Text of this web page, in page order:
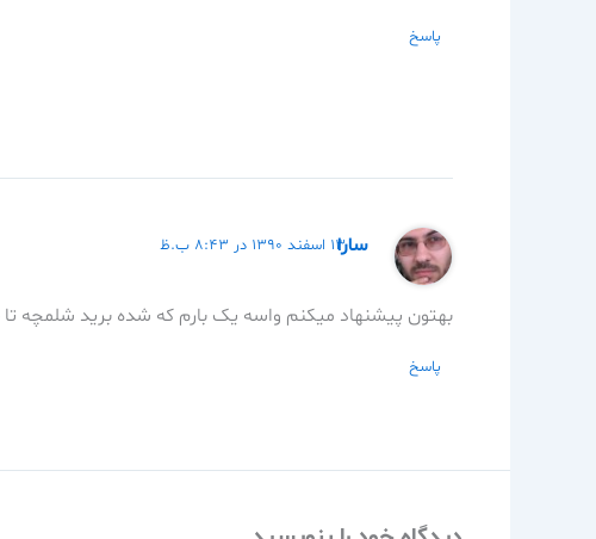
پاسخ
سارا۱۳ اسفند ۱۳۹۰ در ۸:۴۳ ب.ظ
بهتون پیشنهاد میکنم واسه یک بارم که شده برید
پاسخ